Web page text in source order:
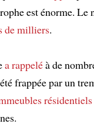
est énorme.
de milliers.
a rappeléà de
frappée par un